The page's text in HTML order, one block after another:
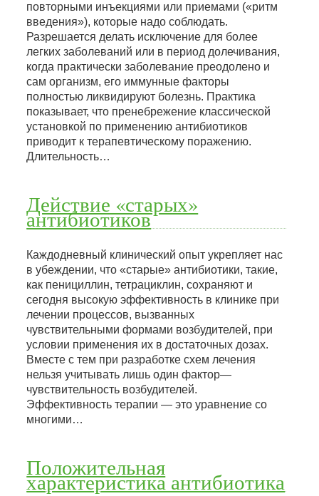
повторными инъекциями или приемами («ритм
введения»), которые надо соблюдать.
Разрешается делать исключение для более
легких заболеваний или в период долечивания,
когда практически заболевание преодолено и
сам организм, его иммунные факторы
полностью ликвидируют болезнь. Практика
показывает, что пренебрежение классической
установкой по применению антибиотиков
приводит к терапевтическому поражению.
Длительность…
Действие «старых»
антибиотиков
Каждодневный клинический опыт укрепляет нас
в убеждении, что «старые» антибиотики, такие,
как пенициллин, тетрациклин, сохраняют и
сегодня высокую эффективность в клинике при
лечении процессов, вызванных
чувствительными формами возбудителей, при
условии применения их в достаточных дозах.
Вместе с тем при разработке схем лечения
нельзя учитывать лишь один фактор—
чувствительность возбудителей.
Эффективность терапии — это уравнение со
многими…
Положительная
характеристика антибиотика